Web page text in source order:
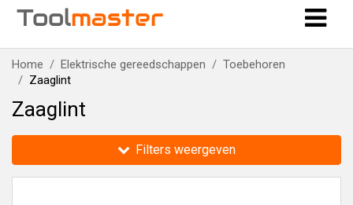
Toolmaster
Home Elektrische gereedschappen
Toebehoren
Zaaglint
Zaaglint
Filters weergeven